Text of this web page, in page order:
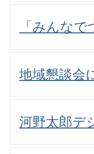
「みんなで
地域懇談会
河野太郎デ